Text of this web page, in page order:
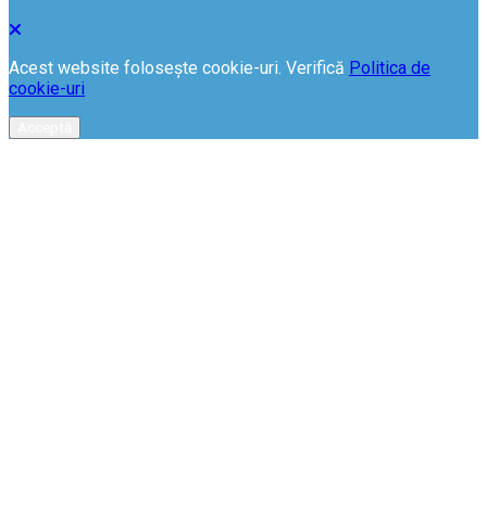
Acest website folosește cookie-uri. Verifică Politica de
cookie-uri